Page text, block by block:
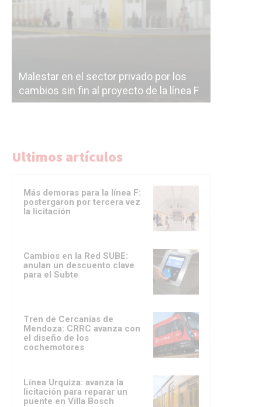
Malestar en el sector privado por los
cambios sin fin al proyecto de la línea F
Ultimos artículos
Más demoras para la línea F:
postergaron por tercera vez
la licitación
Cambios en la Red SUBE:
anulan un descuento clave
para el Subte
Tren de Cercanías de
Mendoza: CRRC avanza con
el diseño de los
cochemotores
Línea Urquiza: avanza la
licitación para reparar un
puente en Villa Bosch